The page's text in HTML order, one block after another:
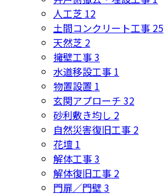
人工芝 12
土間コンクリート工事 25
天然芝 2
擁壁工事3
水道移設工事 1
物置設置 1
玄関アプローチ 32
砂利敷き均し 2
自然災害復旧工事 2
花壇 1
解体工事3
解体復旧工事 2
門扉／門壁3